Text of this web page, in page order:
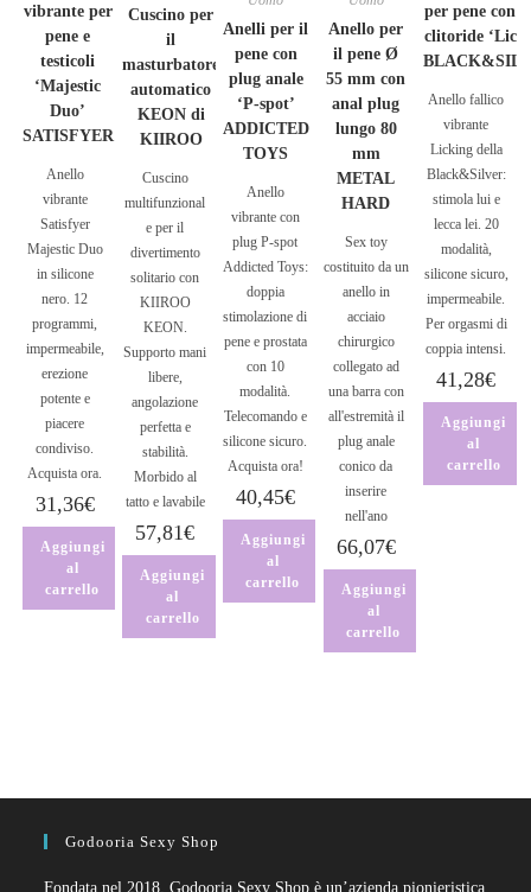
vibrante per
pene e
testicoli
‘Majestic
Duo’
SATISFYER
Anello
vibrante
Satisfyer
Majestic Duo
in silicone
nero. 12
programmi,
impermeabile,
erezione
potente e
piacere
condiviso.
Acquista ora.
31,36€
Aggiungi
al
carrello
Cuscino per
il
masturbatore
automatico
KEON di
KIIROO
Cuscino
multifunzional
e per il
divertimento
solitario con
KIIROO
KEON.
Supporto mani
libere,
angolazione
perfetta e
stabilità.
Morbido al
tatto e lavabile
57,81€
Aggiungi
al
carrello
Anelli per il
pene con
plug anale
‘P-spot’
ADDICTED
TOYS
Anello
vibrante con
plug P-spot
Addicted Toys:
doppia
stimolazione di
pene e prostata
con 10
modalità.
Telecomando e
silicone sicuro.
Acquista ora!
40,45€
Aggiungi
al
carrello
Anello per
il pene Ø
55 mm con
anal plug
lungo 80
mm
METAL
HARD
Sex toy
costituito da un
anello in
acciaio
chirurgico
collegato ad
una barra con
all'estremità il
plug anale
conico da
inserire
nell'ano
66,07€
Aggiungi
al
carrello
per pene con
clitoride
Anello fallico
vibrante
Licking della
Black&Silver:
stimola lui e
lecca lei. 20
modalità,
silicone sicuro,
impermeabile.
Per orgasmi di
coppia intensi.
41,28€
Aggiungi
al
carrello
Godooria Sexy Shop
Fondata nel 2018, Godooria Sexy Shop è un’azienda pionieristica